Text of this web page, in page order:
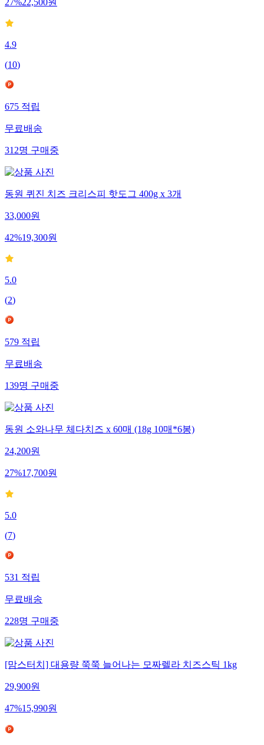
27%22,500원
4.9
(10)
675적립
무료배송
312명구매중
동원 퀴진 치즈 크리스피 핫도그 400g x 3개
33,000원
42%19,300원
5.0
(2)
579적립
무료배송
139명구매중
동원 소와나무 체다치즈 x 60매 (18g 10매*6봉)
24,200원
27%17,700원
5.0
(7)
531적립
무료배송
228명구매중
[맘스터치] 대용량 쭉쭉 늘어나는 모짜렐라 치즈스틱 1kg
29,900원
47%15,990원